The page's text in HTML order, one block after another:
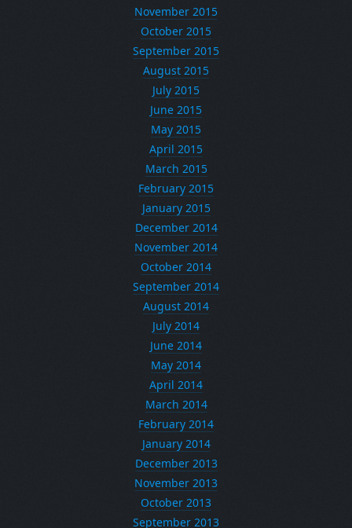
November 2015
October 2015
September 2015
August 2015
July 2015
June 2015
May 2015
April 2015
March 2015
February 2015
January 2015
December 2014
November 2014
October 2014
September 2014
August 2014
July 2014
June 2014
May 2014
April 2014
March 2014
February 2014
January 2014
December 2013
November 2013
October 2013
September 2013